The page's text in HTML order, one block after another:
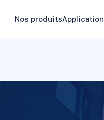
Nos produitsApplication